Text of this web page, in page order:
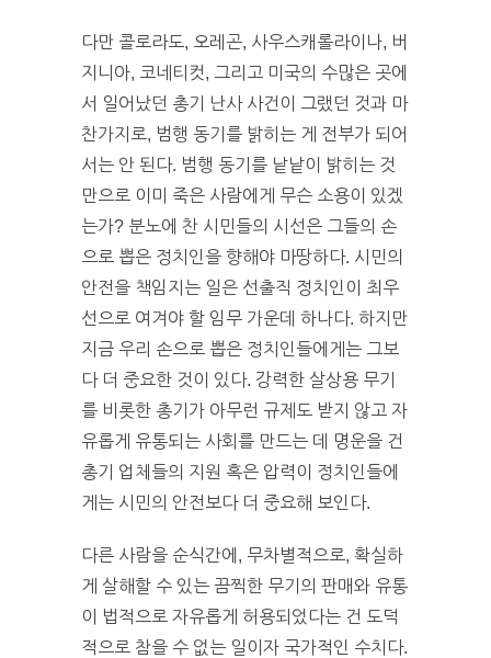
다만 콜로라도, 오레곤, 사우스캐롤라이나, 버
지니아, 코네티컷, 그리고 미국의 수많은 곳에
서 일어났던 총기 난사 사건이 그랬던 것과 마
찬가지로, 범행 동기를 밝히는 게 전부가 되어
서는 안 된다. 범행 동기를 낱낱이 밝히는 것
만으로 이미 죽은 사람에게 무슨 소용이 있겠
는가? 분노에 찬 시민들의 시선은 그들의 손
으로 뽑은 정치인을 향해야 마땅하다. 시민의
안전을 책임지는 일은 선출직 정치인이 최우
선으로 여겨야 할 임무 가운데 하나다. 하지만
지금 우리 손으로 뽑은 정치인들에게는 그보
다 더 중요한 것이 있다. 강력한 살상용 무기
를 비롯한 총기가 아무런 규제도 받지 않고 자
유롭게 유통되는 사회를 만드는 데 명운을 건
총기 업체들의 지원 혹은 압력이 정치인들에
게는 시민의 안전보다 더 중요해 보인다.
다른 사람을 순식간에, 무차별적으로, 확실하
게 살해할 수 있는 끔찍한 무기의 판매와 유통
이 법적으로 자유롭게 허용되었다는 건 도덕
적으로 참을 수 없는 일이자 국가적인 수치다.